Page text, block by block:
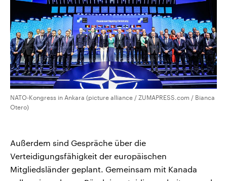
NATO-Kongress in Ankara (picture alliance / ZUMAPRESS.com / Bianca
Otero)
Außerdem sind Gespräche über die
Verteidigungsfähigkeit der europäischen
Mitgliedsländer geplant. Gemeinsam mit Kanada